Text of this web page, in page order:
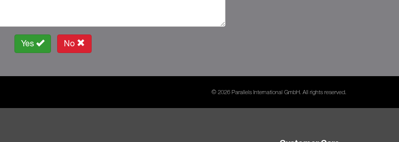
Yes No
© 2026 Parallels International GmbH. All rights reserved.